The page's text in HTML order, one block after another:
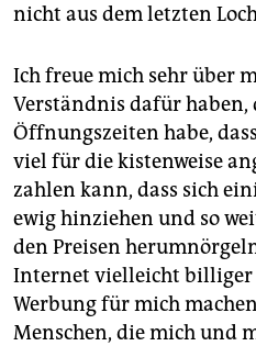
nicht aus dem letzten
Ich freue mich sehr über
Verständnis dafür haben,
Öffnungszeiten habe,
viel für die kistenweise
zahlen kann, dass sich
ewig hinziehen und so
den Preisen
Internet vielleicht billiger
Werbung für mich
Menschen, die mich und